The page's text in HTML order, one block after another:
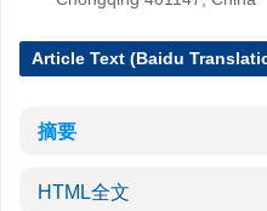
Article Text (Baidu
摘要
HTML全文